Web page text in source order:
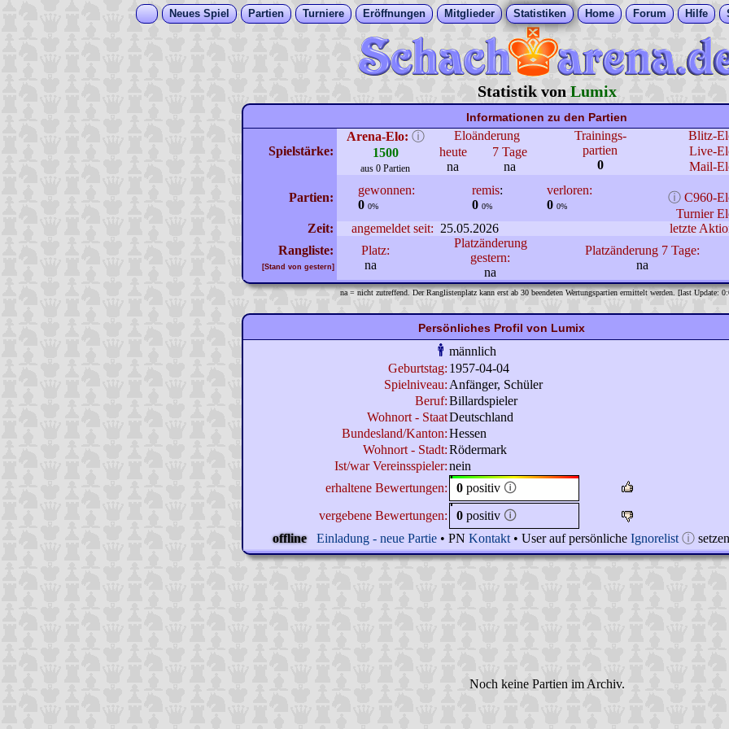
Neues Spiel Partien Turniere Eröffnungen Mitglieder Statistiken Home Forum Hilfe
Statistik von Lumix
Informationen zu den Partien
Spielstärke:
Arena-Elo: ⓘ
1500
aus 0 Partien
Eloänderung
Trainings-
partien
0
Blitz-
heute
na
7 Tage
na
Live-
Mail-
Partien:
gewonnen:
0 0%
remis:
0 0%
verloren:
0 0%
ⓘ C960-
Turnier
Zeit:
angemeldet seit: 25.05.2026
letzte
Rangliste:
[Stand von gestern]
Platz:
na
Platzänderung
gestern:
na
Platzänderung 7 Tage:
na
na = nicht zutreffend. Der Ranglistenplatz kann erst ab 30 beendeten Wertungspartien ermittelt werden. [last Update:
Persönliches Profil von Lumix
männlich
Geburtstag: 1957-04-04
Spielniveau: Anfänger, Schüler
Beruf:Billardspieler
Wohnort - StaatDeutschland
Bundesland/Kanton:Hessen
Wohnort - Stadt:Rödermark
Ist/war Vereinsspieler:nein
erhaltene Bewertungen:
0 positiv 🛈
vergebene Bewertungen:
0 positiv 🛈
offline
Einladung - neue Partie • PN Kontakt • User auf persönliche Ignorelist ⓘ setzen
Noch keine Partien im Archiv.